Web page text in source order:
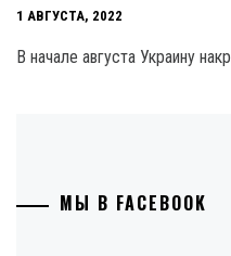
1 АВГУСТА, 2022
В начале августа Украину
МЫ В FACEBOOK